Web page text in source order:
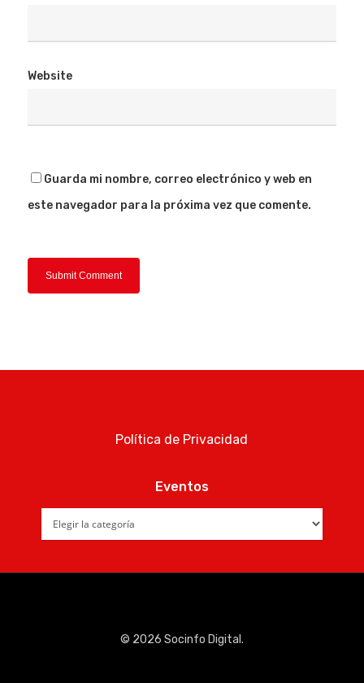
Website
Guarda mi nombre, correo electrónico y web en
este navegador para la próxima vez que comente.
Política de Privacidad
Eventos
© 2026 Socinfo Digital.